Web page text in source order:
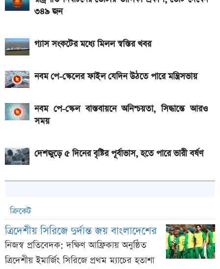
৩৪৯ জন
গ্যাস সংকটের মধ্যে মিলল স্বস্তির খবর
নবম পে-স্কেলের ফাইল যেদিন উঠতে পারে মন্ত্রিসভায়
নবম পে-স্কেল বাস্তবায়নে অনিশ্চয়তা, সিদ্ধান্তে আরও
সময়
দেশজুড়ে ৫ দিনের বৃষ্টির পূর্বাভাস, হতে পারে ভারী বর্ষণ
ক্রিকেট
ত্রিদেশীয় সিরিজে দুর্দান্ত জয় বাংলাদেশের
নিজস্ব প্রতিবেদক: দক্ষিণ আফ্রিকায় অনুষ্ঠিত
ত্রিদেশীয় ইমার্জিং সিরিজে প্রথম ম্যাচের হতাশা